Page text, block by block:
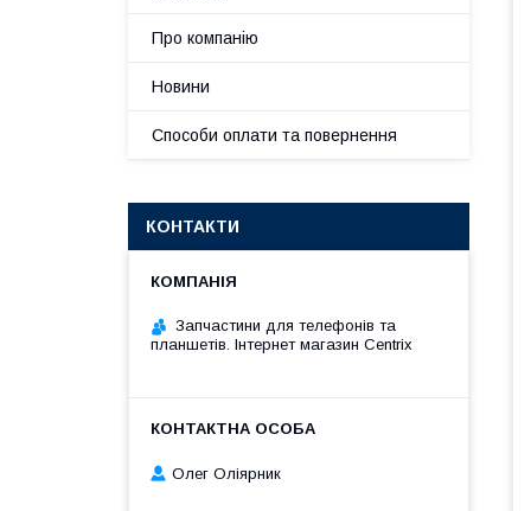
Про компанію
Новини
Способи оплати та повернення
КОНТАКТИ
Запчастини для телефонів та
планшетів. Інтернет магазин Centrix
Олег Оліярник